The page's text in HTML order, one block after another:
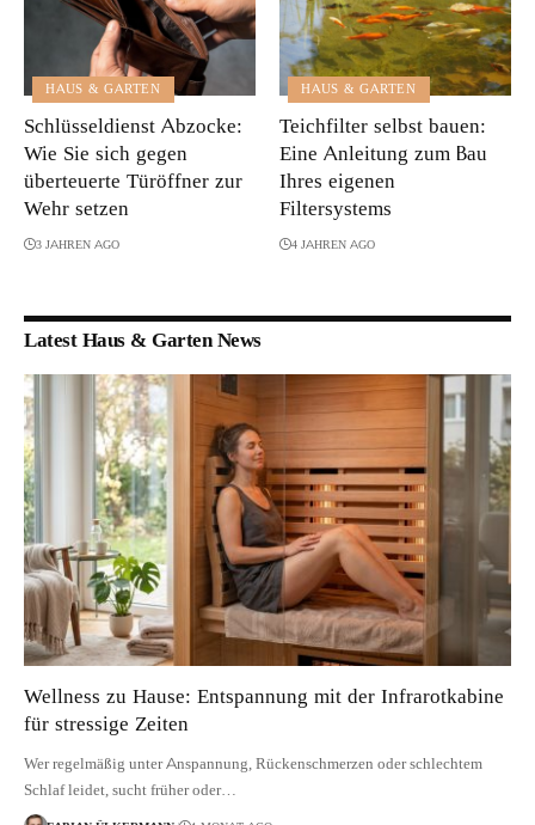
HAUS & GARTEN
Schlüsseldienst Abzocke:
Wie Sie sich gegen
überteuerte Türöffner zur
Wehr setzen
3 JAHREN AGO
HAUS & GARTEN
Teichfilter selbst bauen:
Eine Anleitung zum Bau
Ihres eigenen
Filtersystems
4 JAHREN AGO
Latest Haus & Garten News
Wellness zu Hause: Entspannung mit der Infrarotkabine
für stressige Zeiten
Wer regelmäßig unter Anspannung, Rückenschmerzen oder schlechtem
Schlaf leidet, sucht früher oder…